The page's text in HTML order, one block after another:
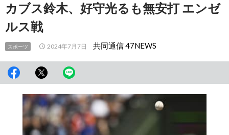
動カブス鈴木、好守光るも無安打 エンゼ
ルス戦
スポーツ 2024年7月7日 共同通信 47NEWS